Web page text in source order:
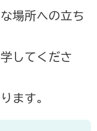
場所への立ち
してくださ
ます。